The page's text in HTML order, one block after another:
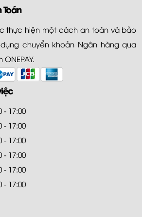
thực hiện một cách an toàn và bảo
chuyển khoản Ngân hàng qua
- 17:00
- 17:00
- 17:00
- 17:00
- 17:00
- 17:00